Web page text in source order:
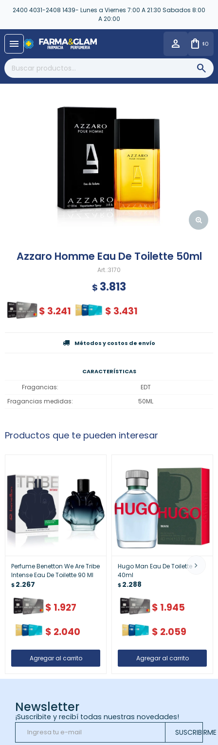
2400 4031-2408 1439- Lunes a Viernes 7:00 A 21:30 Sabados 8:00
A 20:00
menu $0
Azzaro Homme Eau De Toilette 50ml
3170
$ 3.813
$ 3.241 $ 3.431
Métodos y costos de envío
CARACTERÍSTICAS
Fragancias
EDT
Fragancias medidas
50ML
Productos que te pueden interesar
Perfume Benetton We Are Tribe
Intense Eau De Toilette 90 Ml
$2.267
$ 1.927
$ 2.040
Hugo Man Eau De Toilette
40ml
$2.288
$ 1.945
$ 2.059
Newsletter
¡Suscribite y recibí todas nuestras novedades!
SUSCRIBIRME